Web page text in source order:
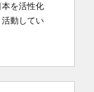
を活性化
動してい